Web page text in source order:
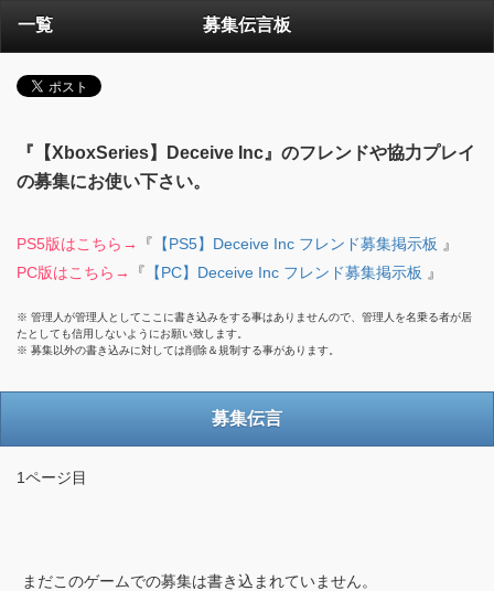
一覧 募集伝言板
『【XboxSeries】Deceive Inc』のフレンドや協力プレイ
の募集にお使い下さい。
PS5版はこちら→ 『 【PS5】Deceive Inc フレンド募集掲示板 』
PC版はこちら→
『 【PC】Deceive Inc フレンド募集掲示板 』
※ 管理人が管理人としてここに書き込みをする事はありませんので、管理人を名乗る者が居
たとしても信用しないようにお願い致します。
※ 募集以外の書き込みに対しては削除＆規制する事があります。
募集伝言
1ページ目
まだこのゲームでの募集は書き込まれていません。